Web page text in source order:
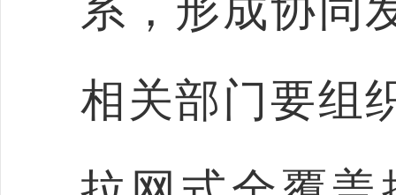
系，形成协同
相关部门要组